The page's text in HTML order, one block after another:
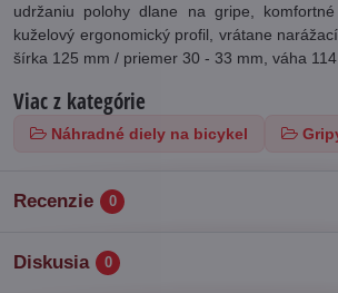
udržaniu polohy dlane na gripe,
kuželový ergonomický profil, vrátane
šírka 125 mm / priemer 30 - 33 mm, váha
Viac z kategórie
Náhradné diely na bicykel
Recenzie 0
Diskusia 0